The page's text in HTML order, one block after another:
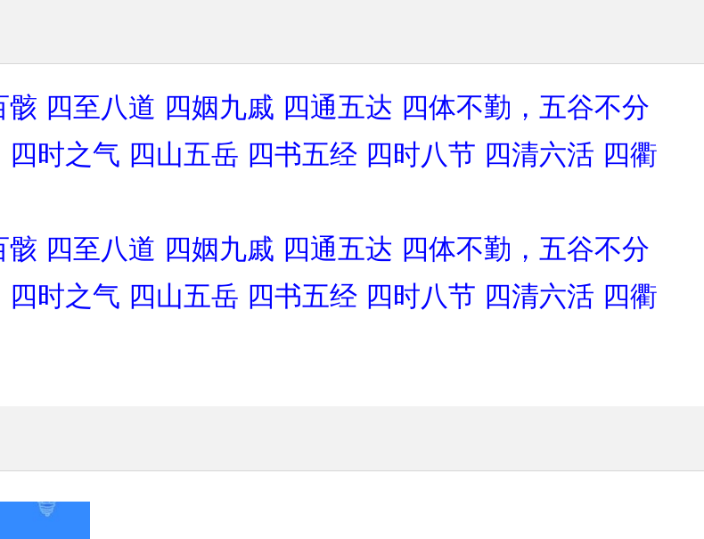
骸 四至八道 四姻九戚 四通五达 四体不勤，五谷不分
四时之气 四山五岳 四书五经 四时八节 四清六活 四衢
骸 四至八道 四姻九戚 四通五达 四体不勤，五谷不分
四时之气 四山五岳 四书五经 四时八节 四清六活 四衢